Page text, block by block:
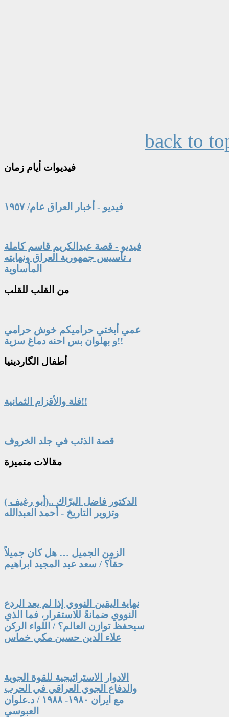
back to
فيديوات أيام زمان
فيديو - أخبار العراق عام/ ١٩٥٧
فيديو - قصة عبدالكريم قاسم كاملة
، تأسيس جمهورية العراق ونهايته
المأساوية
من القلب للقلب
عمي أبختي حراميكم خوش حرامي
و بهلوان بس احنه دماغ سزية!!
أطفال الگاردينيا
فلة والأقزام الثمانية!!
قصة الذئب في جلد الخروف
مقالات متميزة
الدكتور فاضل البرّاك ..(أبو رغيف )
وتزوير التاريخ - أحمد العبدالله
الزمن الجميل … هل كان جميلاً
حقاً؟ / سعد عبد المجيد ابراهيم
نهاية اليقين النووي إذا لم يعد الردع
النووي ضمانةً للاستقرار، فما الذي
سيحفظ توازن العالم؟ / اللواء الركن
علاء الدين حسين مكي خماس
الادوار الاستراتيجية للقوة الجوية
والدفاع الجوي العراقي في الحرب
مع ايران ١٩٨٠- ١٩٨٨ / د.علوان
العبوسي